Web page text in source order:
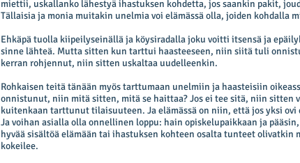
miettii, uskallanko lähestyä ihastuksen kohdetta, jos saankin pakit,
Tällaisia ja monia muitakin unelmia voi elämässä olla, joiden kohdalla
Ehkäpä tuolla kiipeilyseinällä ja köysiradalla joku voitti itsensä ja
sinne lähteä. Mutta sitten kun tarttui haasteeseen, niin siitä tuli
kerran rohjennut, niin sitten uskaltaa uudelleenkin.
Rohkaisen teitä tänään myös tarttumaan unelmiin ja haasteisiin
onnistunut, niin mitä sitten, mitä se haittaa? Jos ei tee sitä, niin sitten
kuitenkaan tarttunut tilaisuuteen. Ja elämässä on niin, että jos yksi
Ja voihan asialla olla onnellinen loppu: hain opiskelupaikkaan ja
hyvää sisältöä elämään tai ihastuksen kohteen osalta tunteet olivatkin
kokeilee.